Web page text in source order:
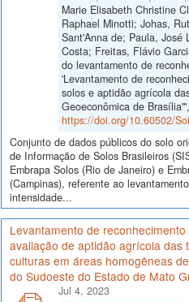
Marie Elisabeth Christine
Raphael Minotti; Johas,
Sant'Anna de; Paula, José
Costa; Freitas, Flávio
do levantamento de
'Levantamento de
solos e aptidão agrícola
Geoeconômica de Brasília'",
https://doi.org/10.60502/
Conjunto de dados públicos do solo
de Informação de Solos Brasileiros
Embrapa Solos (Rio de Janeiro) e
(Campinas), referente ao
intensidade...
Levantamento de
avaliação de aptidão agrícola das
culturas em áreas homogêneas
do Sudoeste do Estado de Mato
Jul 4, 2023